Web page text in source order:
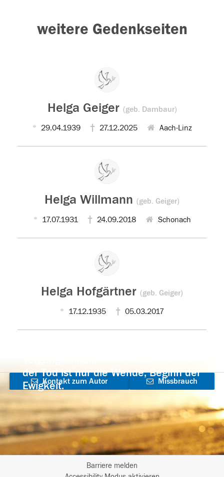
weitere Gedenkseiten
Helga Geiger (geb. Dambaur)
29.04.1939 27.12.2025 Aach-Linz
Helga Willmann (geb. Geiger)
17.07.1931 24.09.2018 Schonach
Helga Hofgärtner (geb. Geiger)
17.12.1935 05.03.2017
der Tod ist nur die Wende, Beginn der
Ewigkeit.
Kontakt zum Autor
aufnehmen
Missbrauch
Barriere melden